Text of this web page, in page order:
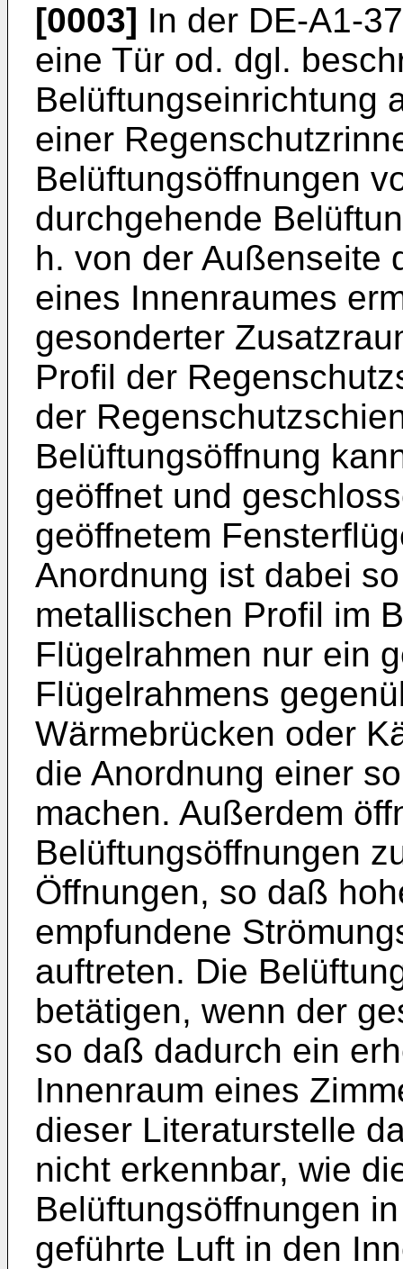
[0003] In der DE-A1-
eine Tür od. dgl.
Belüftungseinrichtung
einer
Belüftungsöffnungen
durchgehende
h. von der Außenseite
eines Innenraumes
gesonderter
Profil der
der
Belüftungsöffnung
geöffnet und
geöffnetem
Anordnung ist dabei
metallischen Profil im
Flügelrahmen nur ein
Flügelrahmens
Wärmebrücken oder
die Anordnung einer
machen. Außerdem
Belüftungsöffnungen
Öffnungen, so daß
empfundene
auftreten. Die
betätigen, wenn der
so daß dadurch ein
Innenraum eines
dieser Literaturstelle
nicht erkennbar, wie
Belüftungsöffnungen
geführte Luft in den